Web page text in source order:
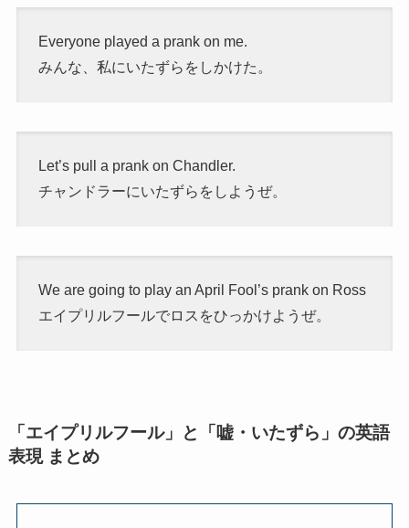
Everyone played a prank on me.
みんな、私にいたずらをしかけた。
Let’s pull a prank on Chandler.
チャンドラーにいたずらをしようぜ。
We are going to play an April Fool’s prank on Ross
エイプリルフールでロスをひっかけようぜ。
「エイプリルフール」と「嘘・いたずら」の英語
表現 まとめ